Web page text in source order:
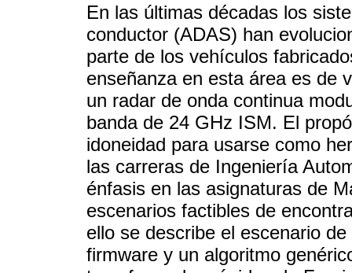
En las últimas décadas los
conductor (ADAS) han
parte de los vehículos
enseñanza en esta área es de
un radar de onda continua
banda de 24 GHz ISM. El
idoneidad para usarse como
las carreras de Ingeniería
énfasis en las asignaturas de
escenarios factibles de
ello se describe el escenario
firmware y un algoritmo